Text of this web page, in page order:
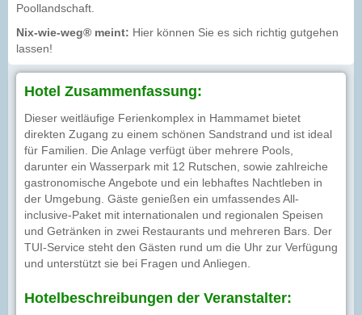
Poollandschaft.
Nix-wie-weg® meint: Hier können Sie es sich richtig gutgehen
lassen!
Hotel Zusammenfassung:
Dieser weitläufige Ferienkomplex in Hammamet bietet
direkten Zugang zu einem schönen Sandstrand und ist ideal
für Familien. Die Anlage verfügt über mehrere Pools,
darunter ein Wasserpark mit 12 Rutschen, sowie zahlreiche
gastronomische Angebote und ein lebhaftes Nachtleben in
der Umgebung. Gäste genießen ein umfassendes All-
inclusive-Paket mit internationalen und regionalen Speisen
und Getränken in zwei Restaurants und mehreren Bars. Der
TUI-Service steht den Gästen rund um die Uhr zur Verfügung
und unterstützt sie bei Fragen und Anliegen.
Hotelbeschreibungen der Veranstalter: